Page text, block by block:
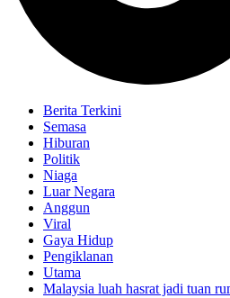
Berita Terkini
Semasa
Hiburan
Politik
Niaga
Luar Negara
Anggun
Viral
Gaya Hidup
Pengiklanan
Utama
Malaysia luah hasrat jadi tuan